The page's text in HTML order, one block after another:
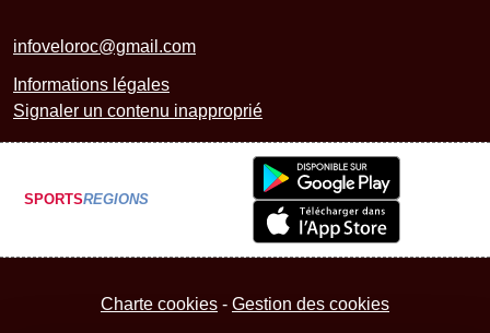
infoveloroc@gmail.com
Informations légales
Signaler un contenu inapproprié
SPORTSREGIONS
Charte cookies Gestion des cookies